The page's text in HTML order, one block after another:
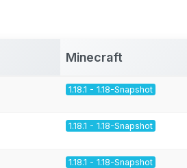
Minecraft
1.18.1 - 1.18-Snapshot
1.18.1 - 1.18-Snapshot
1.18.1 - 1.18-Snapshot